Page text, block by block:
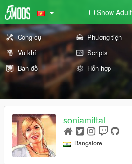
Show Adult
Công cụ Phương tiện
Vũ khí
Scripts
Bản đồ
Hỗn hợp
soniamittal
Bangalore